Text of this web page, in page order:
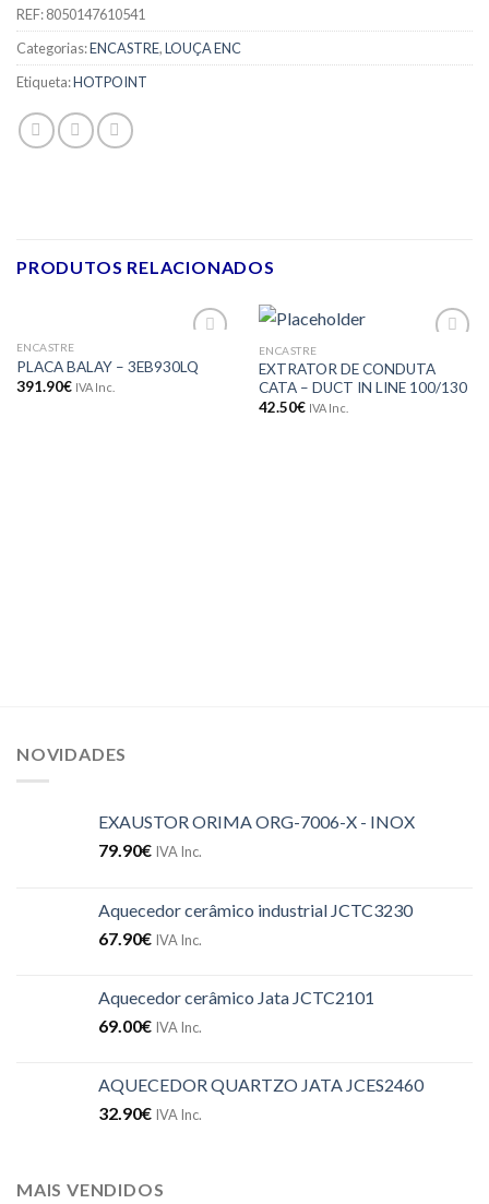
REF:8050147610541
Categorias:ENCASTRE,LOUÇA ENC
Etiqueta:HOTPOINT
PRODUTOS RELACIONADOS
aos meus
ENCASTRE
PLACA BALAY – 3EB930LQ
391.90€ IVA Inc.
aos meus
desejos
ENCASTRE
EXTRATOR DE CONDUTA
CATA – DUCT IN LINE 100/130
42.50€ IVA Inc.
NOVIDADES
EXAUSTOR ORIMA ORG-7006-X - INOX
79.90€ IVA Inc.
Aquecedor cerâmico industrial JCTC3230
67.90€ IVA Inc.
Aquecedor cerâmico Jata JCTC2101
69.00€ IVA Inc.
AQUECEDOR QUARTZO JATA JCES2460
32.90€ IVA Inc.
MAIS VENDIDOS